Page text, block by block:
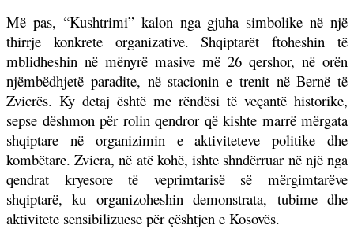
Më pas, “Kushtrimi” kalon nga gjuha simbolike në një
thirrje konkrete organizative. Shqiptarët ftoheshin të
mblidheshin në mënyrë masive më 26 qershor, në orën
njëmbëdhjetë paradite, në stacionin e trenit në Bernë të
Zvicrës. Ky detaj është me rëndësi të veçantë historike,
sepse dëshmon për rolin qendror që kishte marrë mërgata
shqiptare në organizimin e aktiviteteve politike dhe
kombëtare. Zvicra, në atë kohë, ishte shndërruar në një nga
qendrat kryesore të veprimtarisë së mërgimtarëve
shqiptarë, ku organizoheshin demonstrata, tubime dhe
aktivitete sensibilizuese për çështjen e Kosovës.